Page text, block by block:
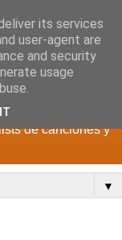
1950 a 2022.
de canciones y
▼
its services
user-agent are
and security
usage